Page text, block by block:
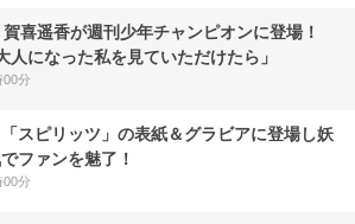
喜遥香が週刊少年チャンピオンに登場！
人になった私を見ていただけたら」
00分
スピリッツ」の表紙＆グラビアに登場し妖
ファンを魅了！
00分